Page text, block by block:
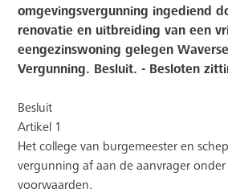
omgevingsvergunning ingediend
renovatie en uitbreiding van een
eengezinswoning gelegen
Vergunning. Besluit. - Besloten
Besluit
Artikel 1
Het college van burgemeester en
vergunning af aan de aanvrager onder
voorwaarden.